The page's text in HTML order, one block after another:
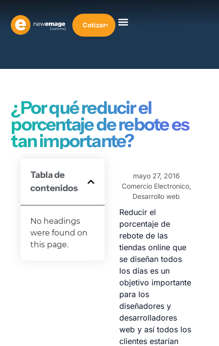
Cotizar
¿Por qué reducir el
porcentaje de rebote es
tan importante?
Tabla de
contenidos
No headings
were found on
this page.
mayo 27, 2016
Comercio Electronico,
Desarrollo web
Reducir el
porcentaje de
rebote de las
tiendas online que
se diseñan todos
los días es un
objetivo importante
para los
diseñadores y
desarrolladores
web y así todos los
clientes estarían